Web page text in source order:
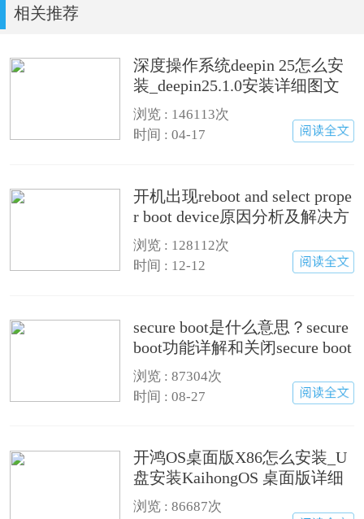
相关推荐
深度操作系统deepin 25怎么安
装_deepin25.1.0安装详细图文
步骤
浏览 : 146113次
时间 : 04-17
开机出现reboot and select prope
r boot device原因分析及解决方
法
浏览 : 128112次
时间 : 12-12
secure boot是什么意思？secure
boot功能详解和关闭secure boot
方法
浏览 :87304次
时间 : 08-27
开鸿OS桌面版X86怎么安装_U
盘安装KaihongOS 桌面版详细
图文教程
浏览 :86687次